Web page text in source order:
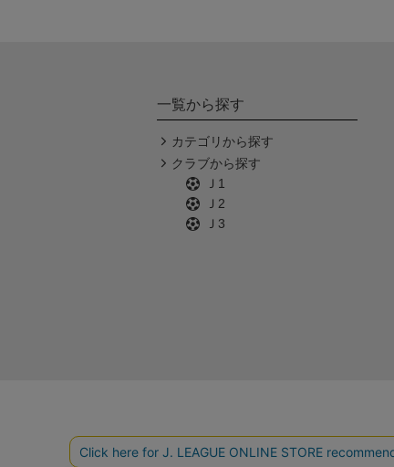
一覧から探す
カテゴリから探す
クラブから探す
Ｊ1
Ｊ2
Ｊ3